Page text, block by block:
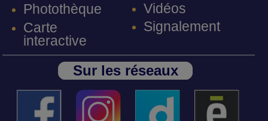
Photothèque
Carte
interactive
Vidéos
Signalement
Sur les réseaux